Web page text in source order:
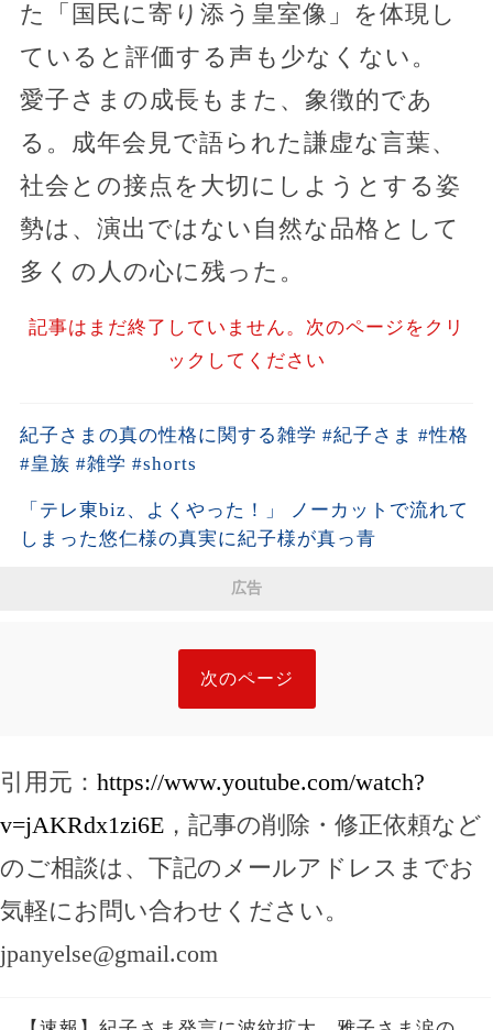
た「国民に寄り添う皇室像」を体現し
ていると評価する声も少なくない。
愛子さまの成長もまた、象徴的であ
る。成年会見で語られた謙虚な言葉、
社会との接点を大切にしようとする姿
勢は、演出ではない自然な品格として
多くの人の心に残った。
記事はまだ終了していません。次のページをクリ
ックしてください
紀子さまの真の性格に関する雑学 #紀子さま #性格
#皇族 #雑学 #shorts
「テレ東biz、よくやった！」 ノーカットで流れて
しまった悠仁様の真実に紀子様が真っ青
広告
次のページ
引用元： https://www.youtube.com/watch?
v=jAKRdx1zi6E ，記事の削除・修正依頼など
のご相談は、下記のメールアドレスまでお
気軽にお問い合わせください。
jpanyelse@gmail.com